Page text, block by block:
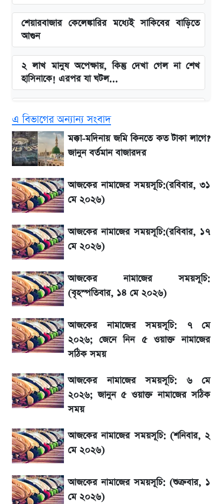
শেয়ারবাজার কেলেঙ্কারির মধ্যেই সাকিবের বাড়িতে
আগুন
২ লাখ মানুষ অপেক্ষায়, কিন্তু দেখা গেল না শেখ
হাসিনাকে! এরপর যা ঘটল...
Redmi K80 নিয়ে আপডেট
বাংলাদেশ নিয়ে যা বললেন সজীব ওয়াজেদ জয়
সাকিবের বাড়িতে হামলা নিয়ে মুখ খুললেন দিলীপ
ঘোষ
লিটনকে নিয়ে টিম ম্যানেজমেন্টের নতুন পরিকল্পনা
জেনে নিন আজকের সোনা ও রুপার সর্বশেষ দাম
আগামীকালই স্পষ্ট হবে এসএসসি ফল প্রকাশের
তারিখ
তাপমাত্রা নিয়ে নতুন পূর্বাভাস দিল আবহাওয়া অফিস
৬ আগস্ট দেশের বাজারে স্বর্ণের দাম
রবির বড় সাফল্য! আয় কম বাড়লেও রেকর্ড মুনাফা ও
গ্রাহক বৃদ্ধি
শেয়ার বিজকে লিগ্যাল নোটিশ পাঠাল রবি, শুরু নতুন
বিতর্ক
নিয়ম
এ বিভাগের অন্যান্য সংবাদ
মক্কা-মদিনায় জমি কিনতে কত টাকা লাগে?
জানুন বর্তমান বাজারদর
আজকের নামাজের সময়সূচি:(রবিবার, ৩১
মে ২০২৬)
আজকের নামাজের সময়সূচি:(রবিবার, ১৭
মে ২০২৬)
আজকের নামাজের সময়সূচি:
(বৃহস্পতিবার, ১৪ মে ২০২৬)
আজকের নামাজের সময়সূচি: ৭ মে
২০২৬; জেনে নিন ৫ ওয়াক্ত নামাজের
সঠিক সময়
আজকের নামাজের সময়সূচি: ৬ মে
২০২৬; জানুন ৫ ওয়াক্ত নামাজের সঠিক
সময়
আজকের নামাজের সময়সূচি: (শনিবার, ২
মে ২০২৬)
আজকের নামাজের সময়সূচি: (শুক্রবার, ১
মে ২০২৬)